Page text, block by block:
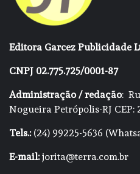
Editora Garcez Publicidade
CNPJ 02.775.725/0001-87
Administração / redação:
Nogueira Petrópolis-RJ CEP:
Tels.:(24) 99225-5636
E-mail:jorita@terra.com.br